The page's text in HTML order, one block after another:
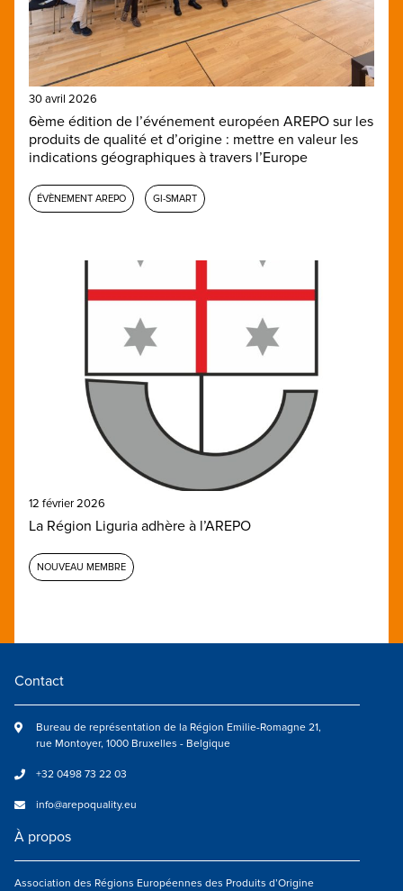
30 avril 2026
6ème édition de l’événement européen AREPO sur les
produits de qualité et d’origine : mettre en valeur les
indications géographiques à travers l’Europe
ÉVÈNEMENT AREPO GI-SMART
12 février 2026
La Région Liguria adhère à l’AREPO
NOUVEAU MEMBRE
Contact
Bureau de représentation de la Région Emilie-Romagne 21,
rue Montoyer, 1000 Bruxelles - Belgique
+32 0498 73 22 03
info@arepoquality.eu
À propos
Association des Régions Européennes des Produits d’Origine